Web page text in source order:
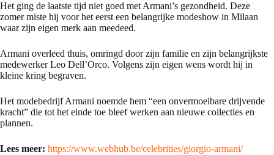
Het ging de laatste tijd niet goed met Armani’s gezondheid. Deze
zomer miste hij voor het eerst een belangrijke modeshow in Milaan
waar zijn eigen merk aan meedeed.
Armani overleed thuis, omringd door zijn familie en zijn belangrijkste
medewerker Leo Dell’Orco. Volgens zijn eigen wens wordt hij in
kleine kring begraven.
Het modebedrijf Armani noemde hem “een onvermoeibare drijvende
kracht” die tot het einde toe bleef werken aan nieuwe collecties en
plannen.
Lees meer: https://www.webhub.be/celebrities/giorgio-armani/